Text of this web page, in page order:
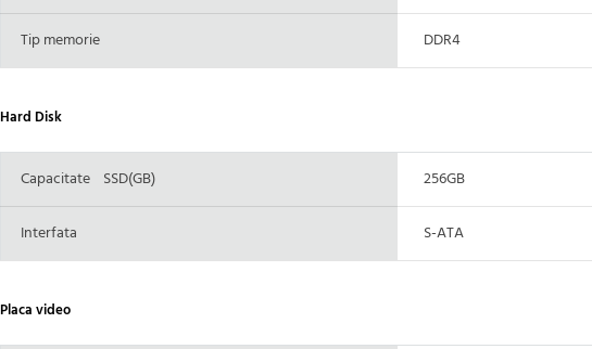
Tip memorie DDR4
Hard Disk
Capacitate SSD(GB) 256GB
Interfata S-ATA
Placa video